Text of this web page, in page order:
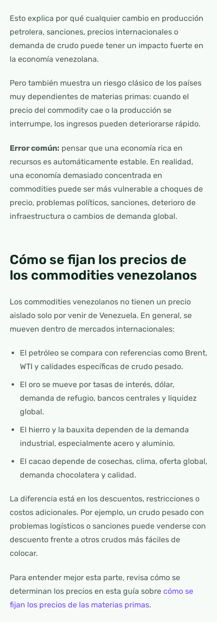
Esto explica por qué cualquier cambio en producción
petrolera, sanciones, precios internacionales o
demanda de crudo puede tener un impacto fuerte en
la economía venezolana.
Pero también muestra un riesgo clásico de los países
muy dependientes de materias primas: cuando el
precio del commodity cae o la producción se
interrumpe, los ingresos pueden deteriorarse rápido.
Error común: pensar que una economía rica en
recursos es automáticamente estable. En realidad,
una economía demasiado concentrada en
commodities puede ser más vulnerable a choques de
precio, problemas políticos, sanciones, deterioro de
infraestructura o cambios de demanda global.
Cómo se fijan los precios de
los commodities venezolanos
Los commodities venezolanos no tienen un precio
aislado solo por venir de Venezuela. En general, se
mueven dentro de mercados internacionales:
El petróleo se compara con referencias como Brent,
WTI y calidades específicas de crudo pesado.
El oro se mueve por tasas de interés, dólar,
demanda de refugio, bancos centrales y liquidez
global.
El hierro y la bauxita dependen de la demanda
industrial, especialmente acero y aluminio.
El cacao depende de cosechas, clima, oferta global,
demanda chocolatera y calidad.
La diferencia está en los descuentos, restricciones o
costos adicionales. Por ejemplo, un crudo pesado con
problemas logísticos o sanciones puede venderse con
descuento frente a otros crudos más fáciles de
colocar.
Para entender mejor esta parte, revisa cómo se
determinan los precios en esta guía sobre cómo se
fijan los precios de las materias primas.